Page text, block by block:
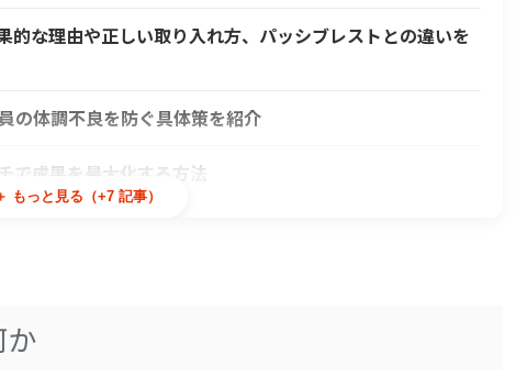
的な理由や正しい取り入れ方、パッシブレストとの違いを
の体調不良を防ぐ具体策を紹介
で成果を最大化する方法
全と健康の可視化で生産管理が変わる、活用法と成功事
もっと見る（+7 記事）
か